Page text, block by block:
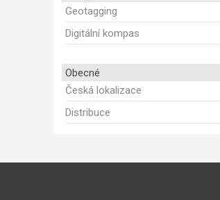
Geotagging
Digitální kompas
Obecné
Česká lokalizace
Distribuce